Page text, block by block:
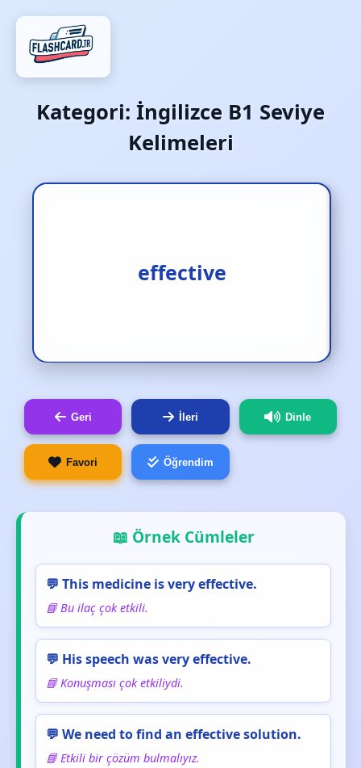
Kategori: İngilizce B1 Seviye
Kelimeleri
effective
[s.] 3.etkili [s.]
Geri İleri Dinle
Favori Öğrendim
📖 Örnek Cümleler
💬 This medicine is very effective.
📘 Bu ilaç çok etkili.
💬 His speech was very effective.
📘 Konuşması çok etkiliydi.
💬 We need to find an effective solution.
📘 Etkili bir çözüm bulmalıyız.